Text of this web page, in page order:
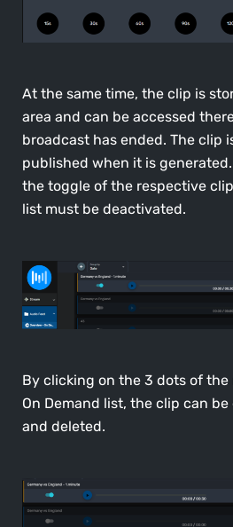
At the same time, the clip is
area and can be accessed
broadcast has ended. The clip
published when it is
the toggle of the respective
list must be deactivated.
By clicking on the 3 dots of
On Demand list, the clip can
and deleted.